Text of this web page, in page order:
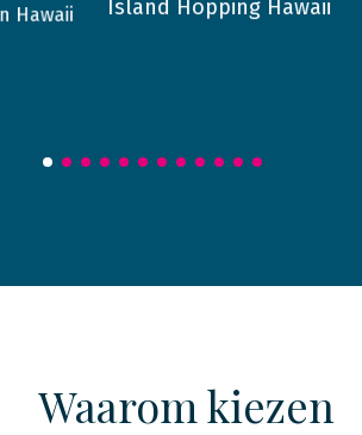
Hawaii 2014 Hawaii
Island Hopping Hawaii
Waarom kiezen